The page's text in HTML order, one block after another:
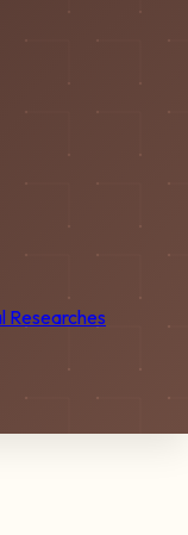
Researches